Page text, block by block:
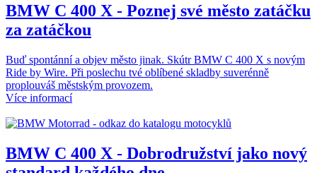
BMW C 400 X - Poznej své město zatáčku
za zatáčkou
Buď spontánní a objev město jinak. Skútr BMW C 400 X s novým
Ride by Wire. Při poslechu tvé oblíbené skladby suverénně
proplouváš městským provozem.
Více informací
BMW C 400 X - Dobrodružství jako nový